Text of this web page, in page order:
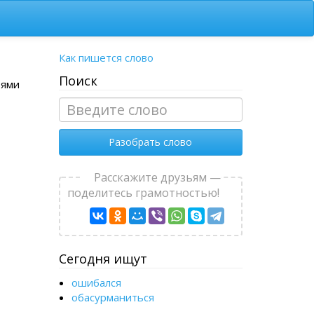
Как пишется слово
Поиск
Разобрать слово
Расскажите друзьям —
поделитесь грамотностью!
Сегодня ищут
ошибался
обасурманиться